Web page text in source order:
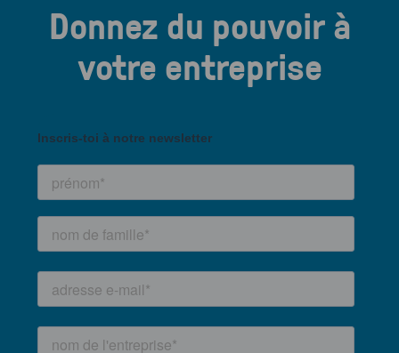
Donnez du pouvoir à
votre entreprise